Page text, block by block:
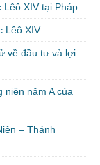
XIV tại Pháp
Lêô XIV
về đầu tư và lợi
niên năm A của
– Thánh